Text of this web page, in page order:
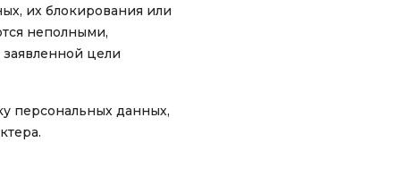
их блокирования или
неполными,
цели
персональных данных,